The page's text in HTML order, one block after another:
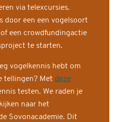
via telexcursies.
door een een vogelsoort
een crowdfundingactie
te starten.
vogelkennis hebt om
tellingen? Met deze
testen. We raden je
naar het
Sovonacademie. Dit